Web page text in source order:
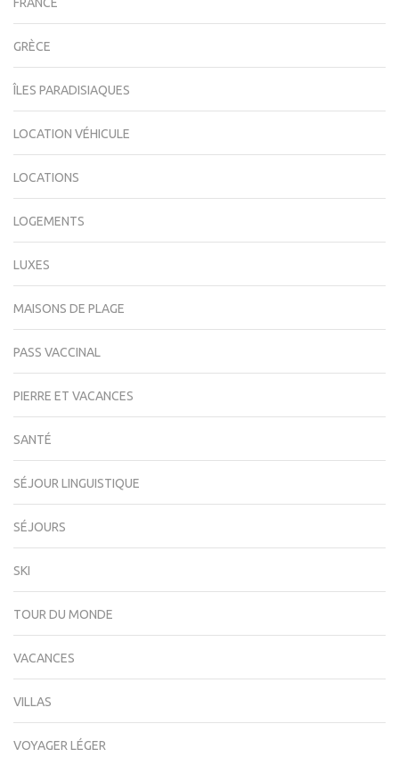
FRANCE
GRÈCE
ÎLES PARADISIAQUES
LOCATION VÉHICULE
LOCATIONS
LOGEMENTS
LUXES
MAISONS DE PLAGE
PASS VACCINAL
PIERRE ET VACANCES
SANTÉ
SÉJOUR LINGUISTIQUE
SÉJOURS
SKI
TOUR DU MONDE
VACANCES
VILLAS
VOYAGER LÉGER